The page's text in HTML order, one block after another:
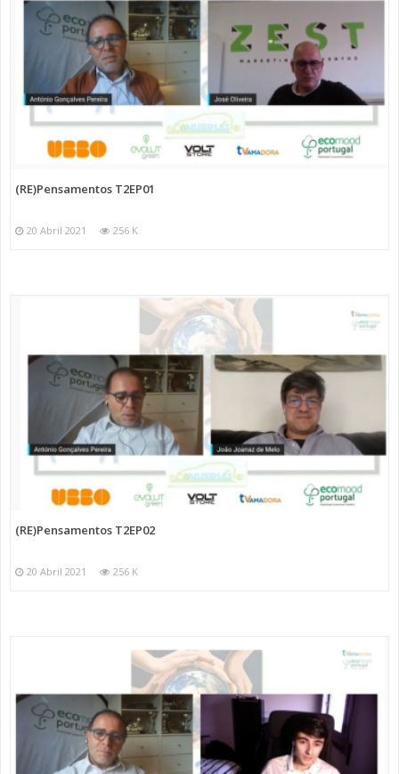
(RE)Pensamentos T2EP01
20 Abril 2021 256 K
(RE)Pensamentos T2EP02
20 Abril 2021 256 K